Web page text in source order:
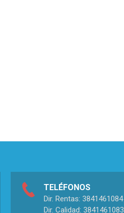
TELÉFONOS
Dir. Rentas: 3841461084
Dir. Calidad: 3841461083